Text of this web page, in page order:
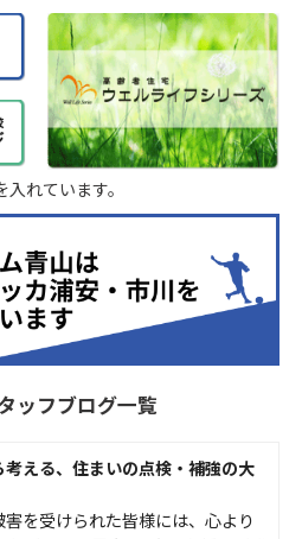
れています。
ッフブログ一覧
える、住まいの点検・補強の大
を受けられた皆様には、心より